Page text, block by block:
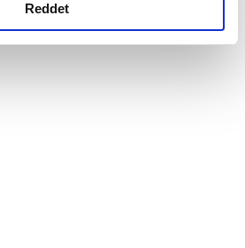
kapsamında
Reddet